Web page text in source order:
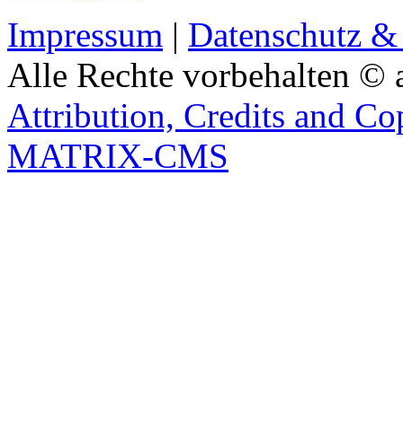
Impressum | Datenschutz
Alle Rechte vorbehalten ©
Attribution, Credits and
MATRIX-CMS